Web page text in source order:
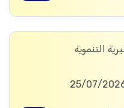
التنموية